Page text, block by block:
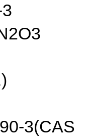
3(CAS